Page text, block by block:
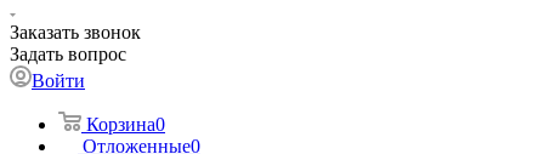
Заказать звонок
Задать вопрос
Войти
Корзина0
Отложенные0